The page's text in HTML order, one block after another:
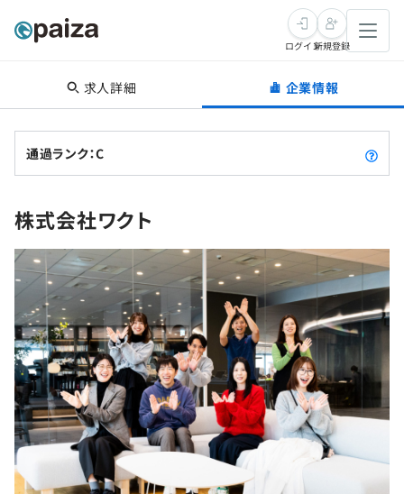
転職・キャリア
転職成功ガイド
転職エージェント
インタビュー
転職成功ガイド
新卒就活
求人検索
本選考
インターン
新卒エージェント
イベント・セミナー
インタビュー
学習
講座一覧
問題集
4択課題
ナレッジ
リファレンス
スキルチェック
プログラミング言語
SQL
評価結果一覧
再チャレンジ結果一覧
ゲーム・マンガ
メディア
Tech Team Journal
paiza times
note
paizaとは？
ログイン新規登録
求人詳細 企業情報
通過ランク：C
株式会社ワクト